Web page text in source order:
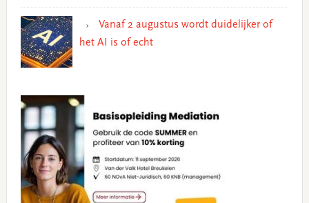
Vanaf 2 augustus wordt duidelijker of
het AI is of echt